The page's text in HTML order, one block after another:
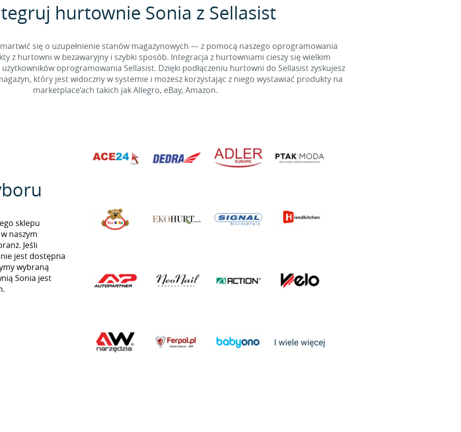
hurtownie Sonia z Sellasist
się o uzupełnienie stanów magazynowych — z pomocą naszego oprogramowania
z hurtowni w bezawaryjny i szybki sposób. Integracja z hurtowniami cieszy się wielkim
oprogramowania Sellasist. Dzięki podłączeniu hurtowni do Sellasist zyskujesz
który jest widoczny w systemie i możesz korzystając z niego wystawiać produkty na
marketplace’ach takich jak Allegro, eBay, Amazon.
sklepu
naszym
Jeśli
jest dostępna
wybraną
Sonia jest